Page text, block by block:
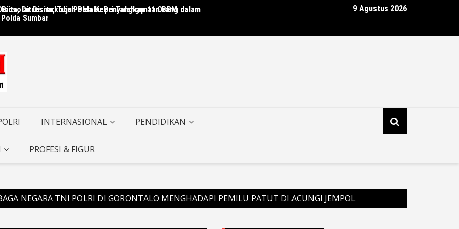
Ditresnarkoba Polda Kepri Tangkap 11 Orang dalam
Disita, Tujuh Pelaku Penyalahgunaan BBM
Sumbar
Terjadi Penembakan di Festival Budaya Lembah Baliem Kabupaten
9 Agustus 2026
INTERNASIONAL PENDIDIKAN
PROFESI & FIGUR
NEGARA TNI POLRI DI GORONTALO MENGHADAPI PEMILU PATUT DI ACUNGI JEMPOL